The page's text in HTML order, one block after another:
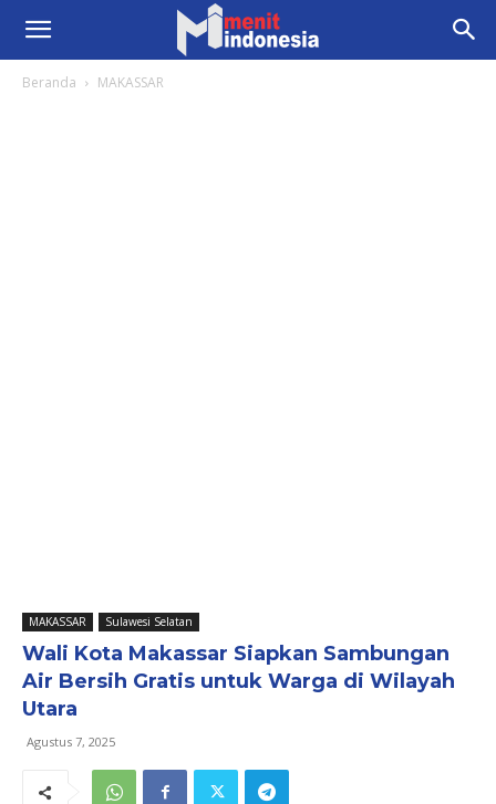
Beranda MAKASSAR
MAKASSAR Sulawesi Selatan
Wali Kota Makassar Siapkan Sambungan
Air Bersih Gratis untuk Warga di Wilayah
Utara
Agustus 7, 2025